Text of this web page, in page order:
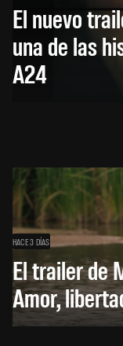
El nuevo
una de las
A24
HACE 3 DÍAS
El trailer de
Amor,